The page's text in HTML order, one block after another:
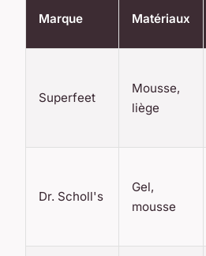
Marque Matériaux
Superfeet
Mousse,
liège
Dr. Scholl's
Gel,
mousse